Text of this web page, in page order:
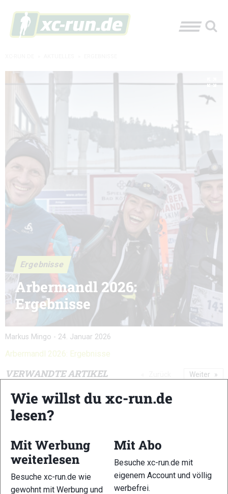
Ergebnisse
Arbermandl 2026:
Ergebnisse
Markus Mingo - 24. Januar 2026
Arbermandl 2026: Ergebnisse
VERWANDTE ARTIKEL
La Sportiva Trail
Vest 5L
KAT100 by UTMB
2026: Große
Bühne in den
Kitzbüheler Alpen
Galerie
Weiter
Wie willst du xc-run.de
lesen?
Mit Werbung
weiterlesen
Besuche xc-run.de wie
gewohnt mit Werbung und
Mit Abo
Besuche xc-run.de mit
eigenem Account und völlig
werbefrei.